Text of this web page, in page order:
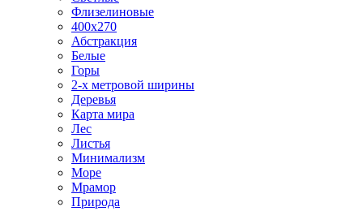
Флизелиновые
400х270
Абстракция
Белые
Горы
2-х метровой ширины
Деревья
Карта мира
Лес
Листья
Минимализм
Море
Мрамор
Природа